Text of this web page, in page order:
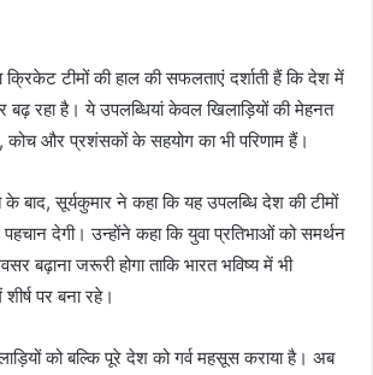
क्रिकेट टीमों की हाल की सफलताएं दर्शाती हैं कि देश में
बढ़ रहा है। ये उपलब्धियां केवल खिलाड़ियों की मेहनत
कोच और प्रशंसकों के सहयोग का भी परिणाम हैं।
बाद, सूर्यकुमार ने कहा कि यह उपलब्धि देश की टीमों
देगी। उन्होंने कहा कि युवा प्रतिभाओं को समर्थन
बढ़ाना जरूरी होगा ताकि भारत भविष्य में भी
पर बना रहे।
को बल्कि पूरे देश को गर्व महसूस कराया है। अब